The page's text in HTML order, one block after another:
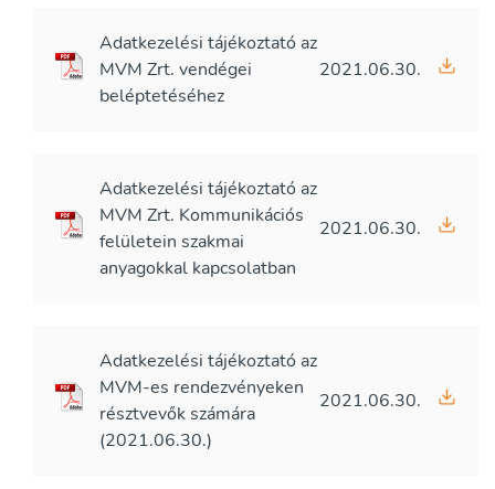
Adatkezelési tájékoztató az
MVM Zrt. vendégei
beléptetéséhez
2021.06.30.
Adatkezelési tájékoztató az
MVM Zrt. Kommunikációs
felületein szakmai
anyagokkal kapcsolatban
2021.06.30.
Adatkezelési tájékoztató az
MVM-es rendezvényeken
résztvevők számára
(2021.06.30.)
2021.06.30.